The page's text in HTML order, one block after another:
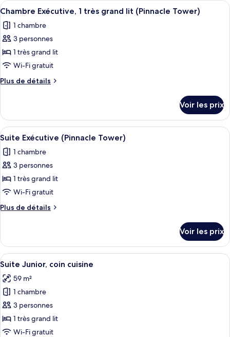
»,
très
grand
lit
(Skyline,
Pinnacle
de
Chambre
»,
grand
Tower)
Afficher
toutes
les
photos
pour
ce
type
de
Chambre
Exécutive,
1
très
grand
lit
(Pinnacle
Tower)
Une cuisine moderne dotée d’un
8
Chambre Exécutive, 1 très grand lit (Pinnacle Tower)
1 chambre
3 personnes
1 très grand lit
Wi-Fi gratuit
Plus de détails
Plus
le
type
de
Chambre
Exécutive,
très
grand
(Pinnacle
Voir les prix
Afficher
toutes
les
photos
pour
ce
type
de
Suite
Exécutive
(Pinnacle
Tower)
Une chambre d’hôtel moderne,
7
Suite Exécutive (Pinnacle Tower)
1 chambre
3 personnes
1 très grand lit
Wi-Fi gratuit
Plus de détails
Plus
le
type
de
Suite
Exécutive
Tower)
Voir les prix
Afficher
toutes
les
photos
pour
ce
type
Une chambre d’hôtel avec un
9
Suite Junior, coin cuisine
59 m²
1 chambre
3 personnes
1 très grand lit
Wi-Fi gratuit